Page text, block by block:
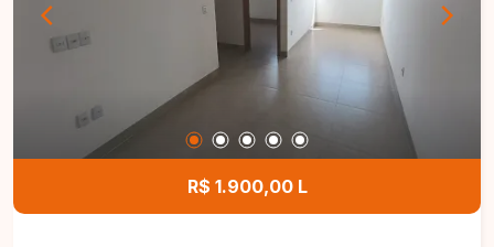
informações e agende uma visita para conhecer
este excelente apartamento.
R$ 1.900,00 L